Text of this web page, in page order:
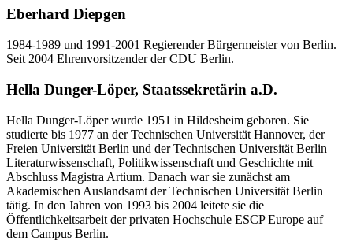
Eberhard Diepgen
1984-1989 und 1991-2001 Regierender Bürgermeister von Berlin.
Seit 2004 Ehrenvorsitzender der CDU Berlin.
Hella Dunger-Löper, Staatssekretärin a.D.
Hella Dunger-Löper wurde 1951 in Hildesheim geboren. Sie
studierte bis 1977 an der Technischen Universität Hannover, der
Freien Universität Berlin und der Technischen Universität Berlin
Literaturwissenschaft, Politikwissenschaft und Geschichte mit
Abschluss Magistra Artium. Danach war sie zunächst am
Akademischen Auslandsamt der Technischen Universität Berlin
tätig. In den Jahren von 1993 bis 2004 leitete sie die
Öffentlichkeitsarbeit der privaten Hochschule ESCP Europe auf
dem Campus Berlin.